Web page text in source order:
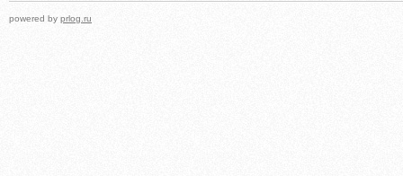
powered by prlog.ru